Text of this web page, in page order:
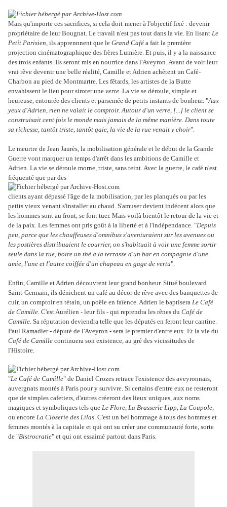
Mais qu'importe ces sacrifices, si cela doit mener à l'objectif fixé : devenir
propriétaire de leur Bougnat. Le travail n'est pas tout dans la vie. En lisant Le
Petit Parisien, ils apprennnent que le Grand Café a fait la première
projection cinématographique des frères Lumière. Et puis, il y a la naissance
des trois enfants. Ils seront mis en nourrice dans l'Aveyron. Avant de voir leur
vrai rêve devenir une belle réalité, Camille et Adrien achètent un Café-
Charbon au pied de Montmartre. Les fêtards, les artistes de la Butte
envahissent le lieu pour siroter une verte. La vie se déroule, simple et
heureuse, entourée des clients et parsemée de petits instants de bonheur. "Aux
yeux d'Adrien, rien ne valait le comptoir. Autour d'un verre, [...] le client se
construisait cent fois le monde mais jamais de la même manière. Dans toute
sa richesse, tantôt triste, tantôt gaie, la vie de la rue venait y choir".
Le meurtre de Jean Jaurès, la mobilisation générale et le début de la Grande
Guerre vont marquer un temps d'arrêt dans les ambitions de Camille et
Adrien. La vie se déroule morne, triste, sans teint. Avec la guerre, le café n'est
fréquenté que par des
clients ayant dépassé l'âge de la mobilisation, par les planqués ou par les
petits vieux venant s'installer au chaud. S'amuser devient indécent alors que
les hommes sont au front, se font tuer. Mais voilà bientôt le retour de la vie et
de la paix. Les femmes ont pris goût à la liberté et à l'indépendance. "Depuis
peu, parce que les chauffeuses d'omnibus s'aventuraient sur les avenues ou
les postières distribuaient le courrier, on s'habituait à voir une femme sortir
seule dans la rue, boire un thé à la terrasse d'un bar en compagnie d'une
amie, l'une et l'autre coiffée d'un chapeau en gage de vertu".
Enfin, Camille et Adrien découvrent leur grand bonheur. Situé boulevard
Saint-Germain, ils dénichent un café au décor de rêve avec des banquettes de
cuir, un comptoir en tétain, un poêle en faïence. Adrien le baptisera Le Café
de Camille. C'est Aurélien - leur fils - qui reprendra les rênes du Café de
Camille. Sa réputation deviendra telle que les députés en feront leur cantine.
Paul Ramadier - député de l'Aveyron - sera le premier d'entre eux. Et la vie du
Café de Camille continuera son existence, au gré des vicissitudes de
l'Histoire.
"Le Café de Camille" de Daniel Crozes retrace l'existence des aveyronnais,
auvergnats montés à Paris pour y survivre. Si certains d'entre eux ne resteront
que de simples cafetiers, d'autres créeront des lieux uniques, aux noms
magiques et symboliques tels que Le Flore, La Brasserie Lipp, La Coupole,
ou encore La Closerie des Lilas. C'est un bel hommage à tous des hommes et
femmes montés à la capitale et qui ont su créer une communauté forte, sorte
de "Bistrocratie" et qui ont essaimé partout dans Paris.